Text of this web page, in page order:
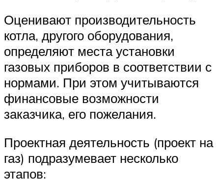
Оценивают производительность
котла, другого оборудования,
определяют места установки
газовых приборов в соответствии с
нормами. При этом учитываются
финансовые возможности
заказчика, его пожелания.
Проектная деятельность (проект на
газ) подразумевает несколько
этапов: